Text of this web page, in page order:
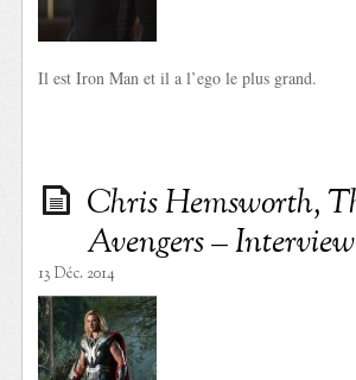
Il est Iron Man et il a l’ego le plus grand.
Chris Hemsworth,
Avengers – Interview
13 Déc. 2014